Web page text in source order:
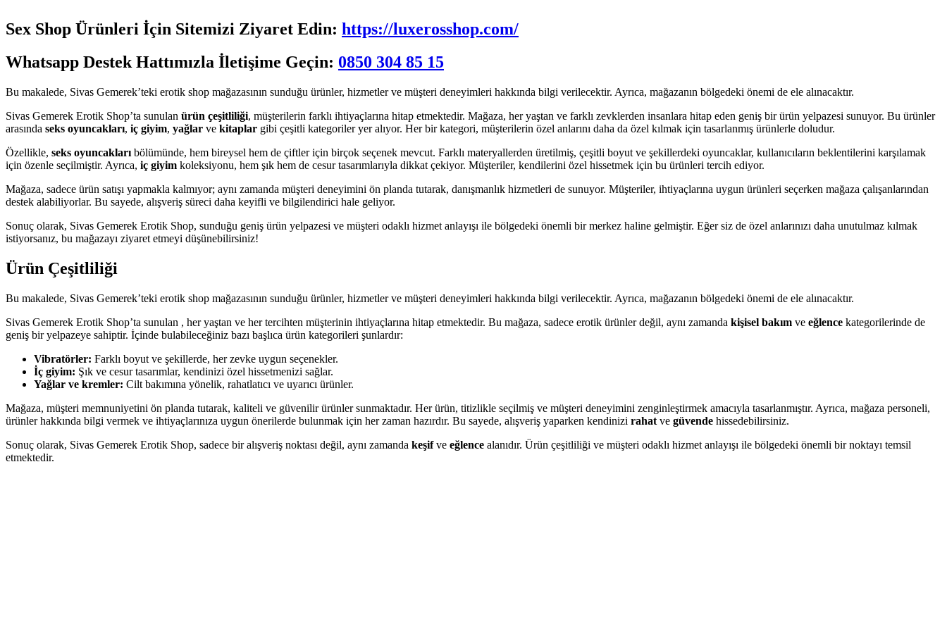
Sex Shop Ürünleri İçin Sitemizi Ziyaret Edin: https://luxerosshop.com/
Whatsapp Destek Hattımızla İletişime Geçin: 0850 304 85 15
Bu makalede, Sivas Gemerek’teki erotik shop mağazasının sunduğu ürünler, hizmetler ve müşteri deneyimleri hakkında bilgi verilecektir. Ayrıca, mağazanın bölgedeki önemi de ele alınacaktır.
Sivas Gemerek Erotik Shop’ta sunulan ürün çeşitliliği, müşterilerin farklı ihtiyaçlarına hitap etmektedir. Mağaza, her yaştan ve farklı zevklerden insanlara hitap eden geniş bir ürün yelpazesi sunuyor. Bu ürünler
arasında seks oyuncakları, iç giyim, yağlar ve kitaplar gibi çeşitli kategoriler yer alıyor. Her bir kategori, müşterilerin özel anlarını daha da özel kılmak için tasarlanmış ürünlerle doludur.
Özellikle, seks oyuncakları bölümünde, hem bireysel hem de çiftler için birçok seçenek mevcut. Farklı materyallerden üretilmiş, çeşitli boyut ve şekillerdeki oyuncaklar, kullanıcıların beklentilerini karşılamak
için özenle seçilmiştir. Ayrıca, iç giyim koleksiyonu, hem şık hem de cesur tasarımlarıyla dikkat çekiyor. Müşteriler, kendilerini özel hissetmek için bu ürünleri tercih ediyor.
Mağaza, sadece ürün satışı yapmakla kalmıyor; aynı zamanda müşteri deneyimini ön planda tutarak, danışmanlık hizmetleri de sunuyor. Müşteriler, ihtiyaçlarına uygun ürünleri seçerken mağaza çalışanlarından
destek alabiliyorlar. Bu sayede, alışveriş süreci daha keyifli ve bilgilendirici hale geliyor.
Sonuç olarak, Sivas Gemerek Erotik Shop, sunduğu geniş ürün yelpazesi ve müşteri odaklı hizmet anlayışı ile bölgedeki önemli bir merkez haline gelmiştir. Eğer siz de özel anlarınızı daha unutulmaz kılmak
istiyorsanız, bu mağazayı ziyaret etmeyi düşünebilirsiniz!
Ürün Çeşitliliği
Bu makalede, Sivas Gemerek’teki erotik shop mağazasının sunduğu ürünler, hizmetler ve müşteri deneyimleri hakkında bilgi verilecektir. Ayrıca, mağazanın bölgedeki önemi de ele alınacaktır.
Sivas Gemerek Erotik Shop’ta sunulan , her yaştan ve her tercihten müşterinin ihtiyaçlarına hitap etmektedir. Bu mağaza, sadece erotik ürünler değil, aynı zamanda kişisel bakım ve eğlence kategorilerinde de
geniş bir yelpazeye sahiptir. İçinde bulabileceğiniz bazı başlıca ürün kategorileri şunlardır:
Vibratörler: Farklı boyut ve şekillerde, her zevke uygun seçenekler.
İç giyim: Şık ve cesur tasarımlar, kendinizi özel hissetmenizi sağlar.
Yağlar ve kremler: Cilt bakımına yönelik, rahatlatıcı ve uyarıcı ürünler.
Mağaza, müşteri memnuniyetini ön planda tutarak, kaliteli ve güvenilir ürünler sunmaktadır. Her ürün, titizlikle seçilmiş ve müşteri deneyimini zenginleştirmek amacıyla tasarlanmıştır. Ayrıca, mağaza personeli,
ürünler hakkında bilgi vermek ve ihtiyaçlarınıza uygun önerilerde bulunmak için her zaman hazırdır. Bu sayede, alışveriş yaparken kendinizi rahat ve güvende hissedebilirsiniz.
Sonuç olarak, Sivas Gemerek Erotik Shop, sadece bir alışveriş noktası değil, aynı zamanda keşifve eğlence alanıdır. Ürün çeşitliliği ve müşteri odaklı hizmet anlayışı ile bölgedeki önemli bir noktayı temsil
etmektedir.